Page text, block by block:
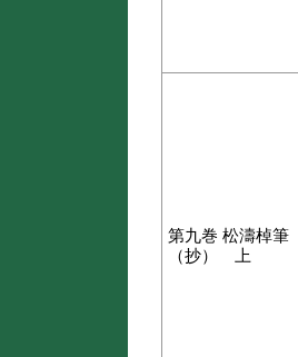
第九巻 松濤棹筆
（抄） 上